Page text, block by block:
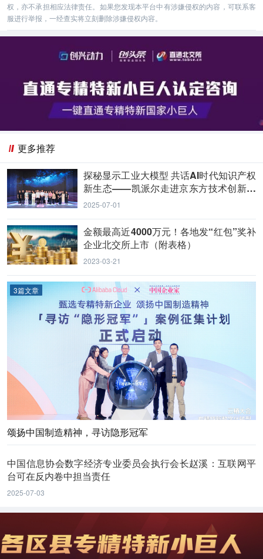
权，亦不承担相应法律责任。如果您发现本平台中有涉嫌侵权的内容，可联系客
服进行举报，一经查实将立刻删除涉嫌侵权内容。
更多推荐
探秘显示工业大模型 共话AI时代知识产权
新生态——凯派尔走进京东方技术创新中
心
2025-07-01
金额最高近4000万元！各地发“红包”奖补
企业北交所上市（附表格）
2023-03-21
3篇文章
颂扬中国制造精神，寻访隐形冠军
中国信息协会数字经济专业委员会执行会长赵溪：互联网平
台可在反内卷中担当责任
2025-07-03